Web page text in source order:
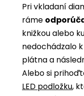
Pri vkladaní
ráme
knižkou alebo
nedochádzalo
plátna a
Alebo si
LED podložku,